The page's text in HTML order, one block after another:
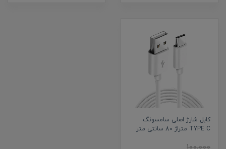
کابل شارژ اصلی سامسونگ
TYPE C متراژ 80 سانتی متر